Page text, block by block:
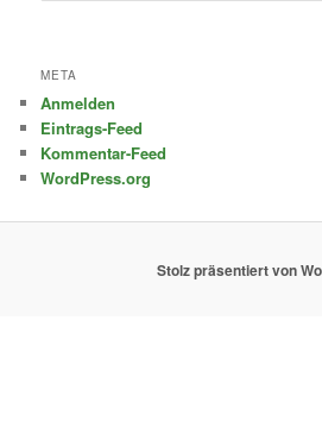
META
Anmelden
Eintrags-Feed
Kommentar-Feed
WordPress.org
Stolz präsentiert von